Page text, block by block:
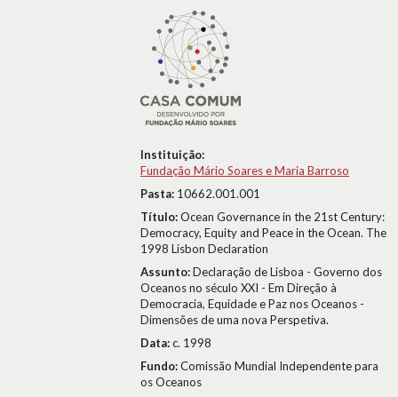
Instituição:
Fundação Mário Soares e Maria Barroso
Pasta: 10662.001.001
Título:Ocean Governance in the 21st Century:
Democracy, Equity and Peace in the Ocean. The
1998 Lisbon Declaration
Assunto:Declaração de Lisboa - Governo dos
Oceanos no século XXI - Em Direção à
Democracia, Equidade e Paz nos Oceanos -
Dimensões de uma nova Perspetiva.
Data:c. 1998
Fundo:Comissão Mundial Independente para
os Oceanos